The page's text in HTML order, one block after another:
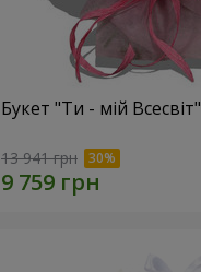
Букет "Ти - мій Всесвіт"
13 941 грн